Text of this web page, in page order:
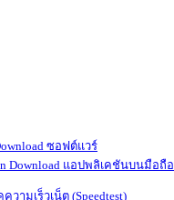
ซอฟต์แวร์
แอปพลิเคชันบนมือถือ
ความเร็วเน็ต (Speedtest)